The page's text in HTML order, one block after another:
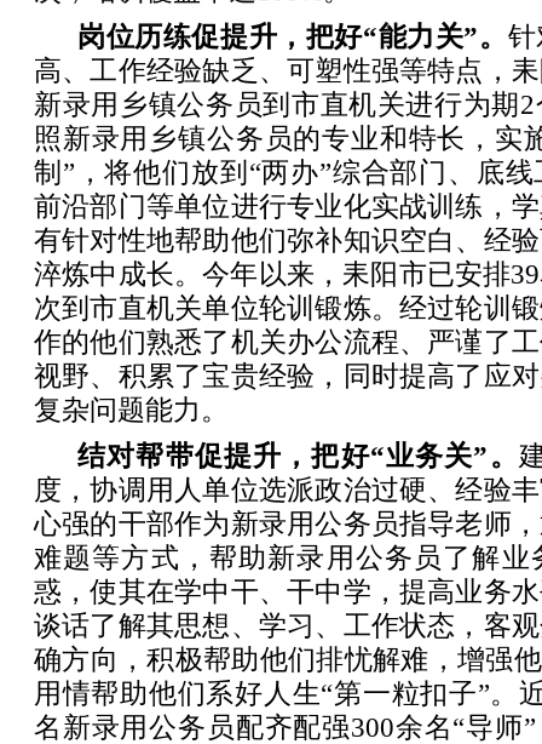
岗位历练促提升，把好“能力关”。
高、工作经验缺乏、可塑性强等特点，
新录用乡镇公务员到市直机关进行为期
照新录用乡镇公务员的专业和特长，实
制”，将他们放到“两办”综合部门、底
前沿部门等单位进行专业化实战训练，
有针对性地帮助他们弥补知识空白、经
淬炼中成长。今年以来，耒阳市已安排
次到市直机关单位轮训锻炼。经过轮训
作的他们熟悉了机关办公流程、严谨了
视野、积累了宝贵经验，同时提高了应
复杂问题能力。
结对帮带促提升，把好“业务关”。
度，协调用人单位选派政治过硬、经验
心强的干部作为新录用公务员指导老师
难题等方式，帮助新录用公务员了解业
惑，使其在学中干、干中学，提高业务
谈话了解其思想、学习、工作状态，客
确方向，积极帮助他们排忧解难，增强
用情帮助他们系好人生“第一粒扣子”。
名新录用公务员配齐配强300余名“导师